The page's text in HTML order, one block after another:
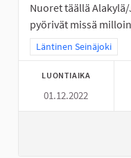
Nuoret täällä
pyörivät missä
Rajaa tulokset teeman
Läntinen Seinäjoki
LUONTIAIKA
01.12.2022